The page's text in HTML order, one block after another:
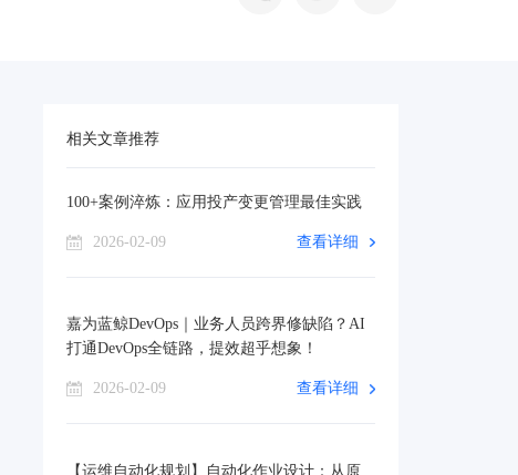
相关文章推荐
100+案例淬炼：应用投产变更管理最佳实践
2026-02-09 查看详细
嘉为蓝鲸DevOps｜业务人员跨界修缺陷？AI
打通DevOps全链路，提效超乎想象！
2026-02-09 查看详细
【运维自动化规划】自动化作业设计：从原